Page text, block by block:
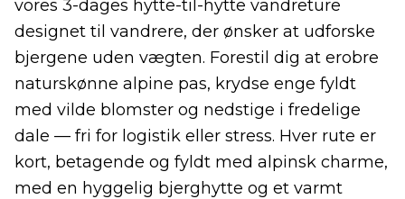
vores 3-dages hytte-til-hytte vandreture
designet til vandrere, der ønsker at udforske
bjergene uden vægten. Forestil dig at erobre
naturskønne alpine pas, krydse enge fyldt
med vilde blomster og nedstige i fredelige
dale — fri for logistik eller stress. Hver rute er
kort, betagende og fyldt med alpinsk charme,
med en hyggelig bjerghytte og et varmt